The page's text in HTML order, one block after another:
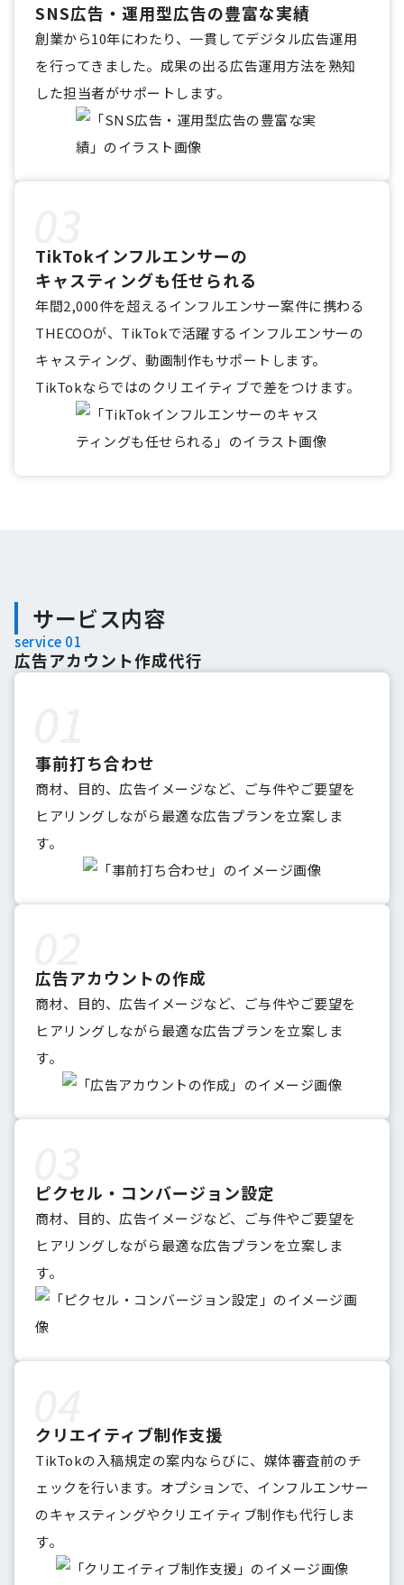
SNS広告・運用型広告の豊富な実績
創業から10年にわたり、一貫してデジタル広告運用
を行ってきました。成果の出る広告運用方法を熟知
した担当者がサポートします。
TikTokインフルエンサーの
キャスティングも任せられる
年間2,000件を超えるインフルエンサー案件に携わる
THECOOが、TikTokで活躍するインフルエンサーの
キャスティング、動画制作もサポートします。
TikTokならではのクリエイティブで差をつけます。
サービス内容
service 01
広告アカウント作成代行
事前打ち合わせ
商材、目的、広告イメージなど、ご与件やご要望を
ヒアリングしながら最適な広告プランを立案しま
す。
広告アカウントの作成
商材、目的、広告イメージなど、ご与件やご要望を
ヒアリングしながら最適な広告プランを立案しま
す。
ピクセル・コンバージョン設定
商材、目的、広告イメージなど、ご与件やご要望を
ヒアリングしながら最適な広告プランを立案しま
す。
クリエイティブ制作支援
TikTokの入稿規定の案内ならびに、媒体審査前のチ
ェックを行います。オプションで、インフルエンサー
のキャスティングやクリエイティブ制作も代行しま
す。